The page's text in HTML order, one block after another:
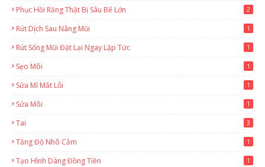
Phục Hồi Răng Thật Bị Sâu Bể Lớn 2
Rút Dịch Sau Nâng Mũi 1
Rút Sống Mũi Đặt Lại Ngay Lặp Tức 1
Sẹo Môi 1
Sửa Mí Mắt Lỗi 1
Sửa Môi 1
Tai 3
Tăng Độ Nhô Cằm 1
Tạo Hình Dáng Đồng Tiền 1